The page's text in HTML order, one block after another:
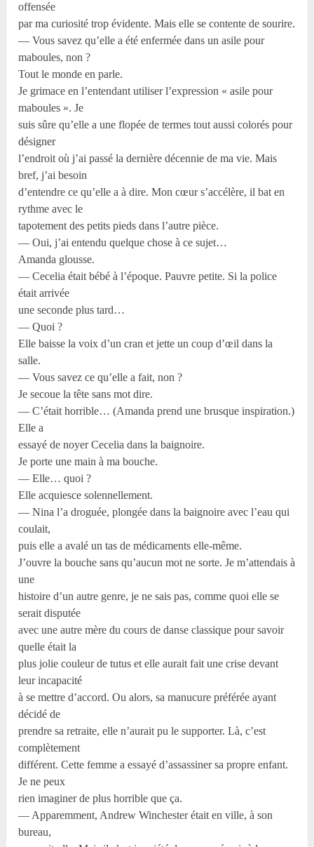
offensée
par ma curiosité trop évidente. Mais elle se contente de sourire.
— Vous savez qu’elle a été enfermée dans un asile pour
maboules, non ?
Tout le monde en parle.
Je grimace en l’entendant utiliser l’expression « asile pour
maboules ». Je
suis sûre qu’elle a une flopée de termes tout aussi colorés pour
désigner
l’endroit où j’ai passé la dernière décennie de ma vie. Mais
bref, j’ai besoin
d’entendre ce qu’elle a à dire. Mon cœur s’accélère, il bat en
rythme avec le
tapotement des petits pieds dans l’autre pièce.
— Oui, j’ai entendu quelque chose à ce sujet…
Amanda glousse.
— Cecelia était bébé à l’époque. Pauvre petite. Si la police
était arrivée
une seconde plus tard…
— Quoi ?
Elle baisse la voix d’un cran et jette un coup d’œil dans la
salle.
— Vous savez ce qu’elle a fait, non ?
Je secoue la tête sans mot dire.
— C’était horrible… (Amanda prend une brusque inspiration.)
Elle a
essayé de noyer Cecelia dans la baignoire.
Je porte une main à ma bouche.
— Elle… quoi ?
Elle acquiesce solennellement.
— Nina l’a droguée, plongée dans la baignoire avec l’eau qui
coulait,
puis elle a avalé un tas de médicaments elle-même.
J’ouvre la bouche sans qu’aucun mot ne sorte. Je m’attendais à
une
histoire d’un autre genre, je ne sais pas, comme quoi elle se
serait disputée
avec une autre mère du cours de danse classique pour savoir
quelle était la
plus jolie couleur de tutus et elle aurait fait une crise devant
leur incapacité
à se mettre d’accord. Ou alors, sa manucure préférée ayant
décidé de
prendre sa retraite, elle n’aurait pu le supporter. Là, c’est
complètement
différent. Cette femme a essayé d’assassiner sa propre enfant.
Je ne peux
rien imaginer de plus horrible que ça.
— Apparemment, Andrew Winchester était en ville, à son
bureau,